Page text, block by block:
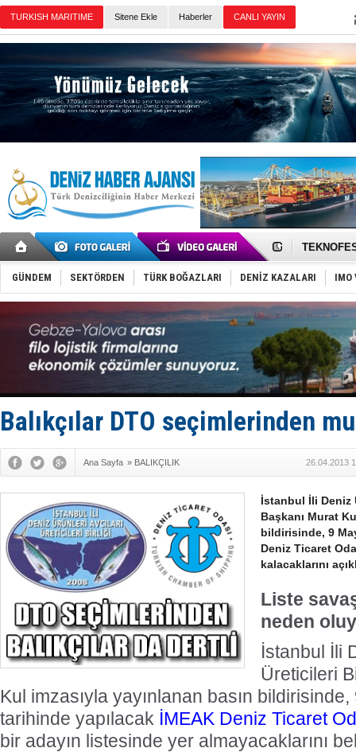
TURKISH MARITIME Sitene Ekle Haberler CANLI YAYIN
TAYK -
Tersane
İngiliz
FESCO,
DESE,
35 milyon
İnsansız
Yüzyıl
Anadolu
Derince,
İTU AUV,
GÜNDEM SEKTÖRDEN TÜRK BOĞAZLARI DENİZ KAZALARI IMO
Balıkçılar DTO seçimlerinden
Ana Sayfa » BALIKÇILIK 26.04.2013
İstanbul İli Deniz
Başkanı Murat
bildirisinde, 9
Deniz Ticaret
kalacaklarını
Liste
neden
İstanbul İli
Üreticileri
Kul imzasıyla yayınlanan basın bildirisinde,
tarihinde yapılacak İMEAK Deniz Ticaret
bir adayın listesinde yer almayacaklarını